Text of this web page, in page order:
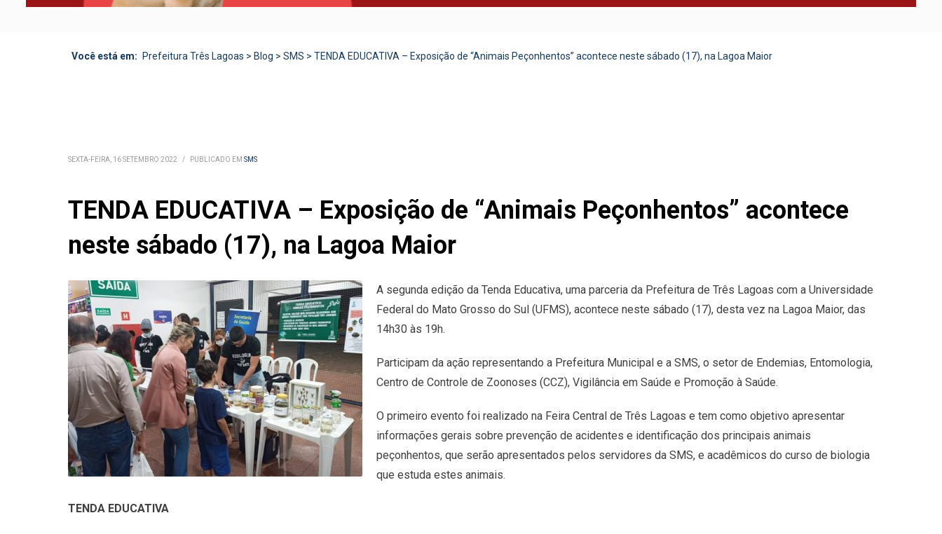
Você está em: Prefeitura Três Lagoas > Blog > SMS > TENDA EDUCATIVA – Exposição de “Animais Peçonhentos” acontece neste sábado (17), na Lagoa Maior
SEXTA-FEIRA, 16 SETEMBRO 2022 / PUBLICADO EM SMS
TENDA EDUCATIVA – Exposição de “Animais Peçonhentos” acontece
neste sábado (17), na Lagoa Maior
A segunda edição da Tenda Educativa, uma parceria da Prefeitura de Três Lagoas com a Universidade
Federal do Mato Grosso do Sul (UFMS), acontece neste sábado (17), desta vez na Lagoa Maior, das
14h30 às 19h.
Participam da ação representando a Prefeitura Municipal e a SMS, o setor de Endemias, Entomologia,
Centro de Controle de Zoonoses (CCZ), Vigilância em Saúde e Promoção à Saúde.
O primeiro evento foi realizado na Feira Central de Três Lagoas e tem como objetivo apresentar
informações gerais sobre prevenção de acidentes e identificação dos principais animais
peçonhentos, que serão apresentados pelos servidores da SMS, e acadêmicos do curso de biologia
que estuda estes animais.
TENDA EDUCATIVA